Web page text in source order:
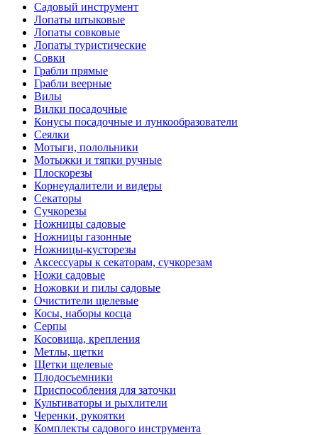
Садовый инструмент
Лопаты штыковые
Лопаты совковые
Лопаты туристические
Совки
Грабли прямые
Грабли веерные
Вилы
Вилки посадочные
Конусы посадочные и лункообразователи
Сеялки
Мотыги, полольники
Мотыжки и тяпки ручные
Плоскорезы
Корнеудалители и видеры
Секаторы
Сучкорезы
Ножницы садовые
Ножницы газонные
Ножницы-кусторезы
Аксессуары к секаторам, сучкорезам
Ножи садовые
Ножовки и пилы садовые
Очистители щелевые
Косы, наборы косца
Серпы
Косовища, крепления
Метлы, щетки
Щетки щелевые
Плодосъемники
Приспособления для заточки
Культиваторы и рыхлители
Черенки, рукоятки
Комплекты садового инструмента